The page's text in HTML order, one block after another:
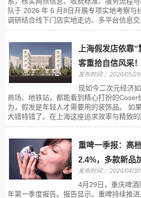
队于 2026 年 6 月8日开展专项实地考察与
调研结合线下门店实地走访、多平台信息交
上海假发店依靠
客重拾自信风采！
发布时间:：2026/05/29
现如今二次元经济
商场、地铁站，都能看到精心打扮的Coser
为，假发是年轻人才需要用的装饰品。 如
大错特错了。在上海这座追求效率与精致的
重啤一季报：高
2.4%，多款新品
发布时间:：2026/04/30
4月29日，重庆啤
年第一季度报告。报告显示，重啤持续推